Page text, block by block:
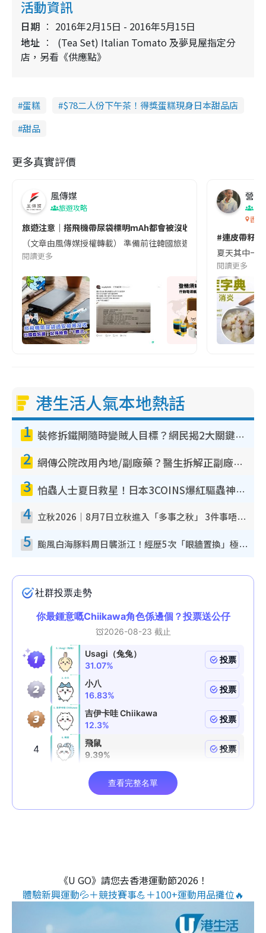
活動資訊
日期
2016年2月15日 - 2016年5月15日
地址
(Tea Set) Italian Tomato 及夢見屋指定分
店，另看《供應點》
蛋糕
$78二人份下午茶！得獎蛋糕現身日本甜品店
甜品
更多真實評價
風傳媒
旅遊攻略
旅遊注意｜搭飛機帶尿袋標明mAh都會被沒收😱出發前切記檢查
（文章由風傳媒授權轉載） 準備前往韓國旅遊的民眾，近期要
閱讀更多
營養
香港
#連皮帶籽
夏天其中一
閱讀更多
港生活人氣本地熱話
1 裝修拆鐵閘隨時變賊人目標？網民揭2大關鍵用途：裝新式等於白裝？附新舊鐵閘分別
2 網傳公院改用內地/副廠藥？醫生拆解正副廠分別 揭4類人換藥隨時出事
3 怕蟲人士夏日救星！日本3COINS爆紅驅蟲神器$45起 1招「全程免觸碰」輕鬆搞定小強
4 立秋2026｜8月7日立秋進入「多事之秋」 3件事唔做得！專家教6招開運 清枱頭／銀包納氣接好運
5 颱風白海豚料周日襲浙江！經歷5次「眼牆置換」極罕見 成登陸內地最長途颱風
《U GO》請您去香港運動節2026！
體驗新興運動💦＋競技賽事💪＋100+運動用品攤位🔥